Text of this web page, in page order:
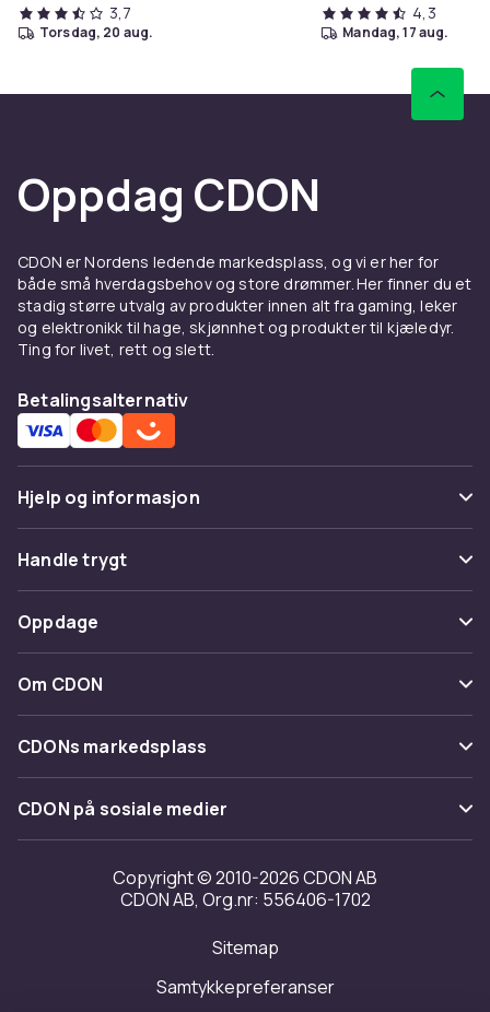
3,7
torsdag, 20 aug.
4,3
mandag, 17 aug.
Oppdag CDON
CDON er Nordens ledende markedsplass, og vi er her for
både små hverdagsbehov og store drømmer. Her finner du et
stadig større utvalg av produkter innen alt fra gaming, leker
og elektronikk til hage, skjønnhet og produkter til kjæledyr.
Ting for livet, rett og slett.
Betalingsalternativ
Hjelp og informasjon
Vanlige spørsmål
Spor pakke
Angre & returner her
Kontakt oss
Handle trygt
Betaling
Levering
Tilbakekallinger
Oppdage
Kategorier
Varemerker
Om CDON
Om oss
Kundeanmeldelser
Jobbe på CDON
Investor relations
Tilgjengelighet
CDONs markedsplass
Merchant Help Center
CDON på sosiale medier
Copyright © 2010-2026 CDON AB
CDON AB, Org.nr: 556406-1702
Sitemap
Samtykkepreferanser